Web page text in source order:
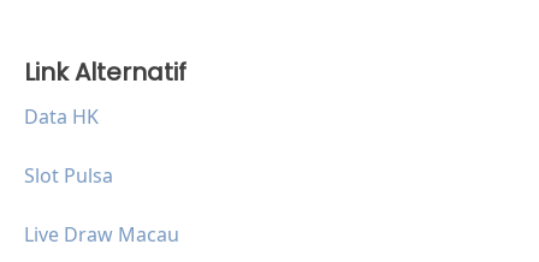
Link Alternatif
Data HK
Slot Pulsa
Live Draw Macau